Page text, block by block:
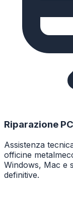
Riparazione
Assistenza
officine
Windows, Mac e
definitive.